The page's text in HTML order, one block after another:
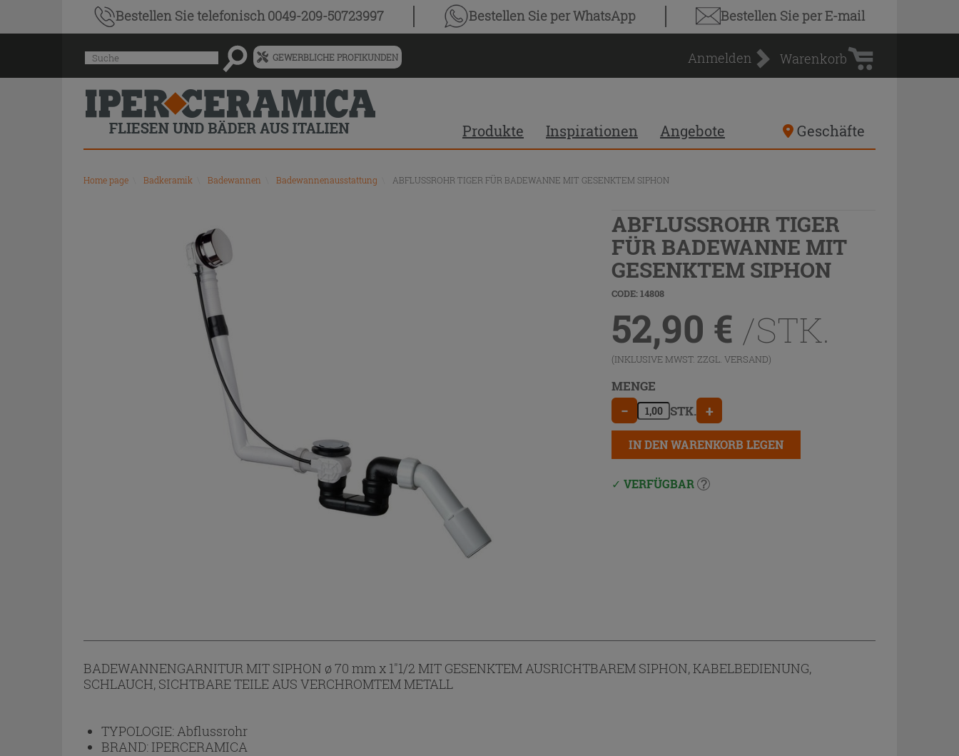
Bestellen Sietelefonisch 0049-209-50723997 Bestellen Sieper WhatsApp Bestellen Sieper E-mail
Menü
für
vorgeschlagenen
Siteinhalt
und
Suchprotokoll
Suche GEWERBLICHE PROFIKUNDEN Anmelden
Warenkorb
Warenkorb
Produkte Inspirationen Angebote Geschäfte
Home page Badkeramik Badewannen Badewannenausstattung ABFLUSSROHR TIGER FÜR BADEWANNE MIT GESENKTEM SIPHON
ABFLUSSROHR TIGER
FÜR BADEWANNE MIT
GESENKTEM SIPHON
CODE: 14808
52,90 € /STK.
(INKLUSIVE MWST. ZZGL. VERSAND)
MENGE
− STK. +
IN DEN WARENKORB LEGEN
VERFÜGBAR
BADEWANNENGARNITUR MIT SIPHON ø 70 mm x 1"1/2 MIT GESENKTEM AUSRICHTBAREM SIPHON, KABELBEDIENUNG,
SCHLAUCH, SICHTBARE TEILE AUS VERCHROMTEM METALL
TYPOLOGIE:Abflussrohr
BRAND: IPERCERAMICA